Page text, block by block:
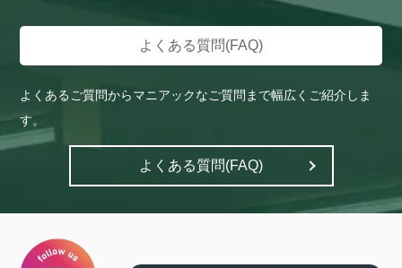
よくある質問(FAQ)
よくあるご質問からマニアックなご質問まで幅広くご紹介しま
す。
よくある質問(FAQ)